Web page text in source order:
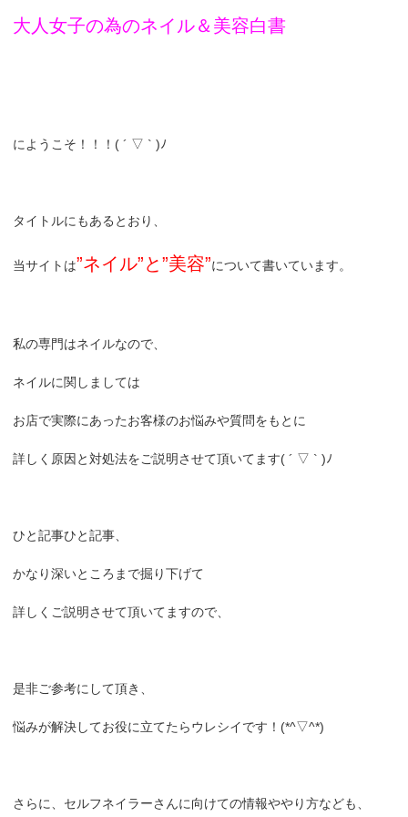
大人女子の為のネイル＆美容白書
にようこそ！！！( ´ ▽ ` )ﾉ
タイトルにもあるとおり、
当サイトは”ネイル”と”美容”について書いています。
私の専門はネイルなので、
ネイルに関しましては
お店で実際にあったお客様のお悩みや質問をもとに
詳しく原因と対処法をご説明させて頂いてます( ´ ▽ ` )ﾉ
ひと記事ひと記事、
かなり深いところまで掘り下げて
詳しくご説明させて頂いてますので、
是非ご参考にして頂き、
悩みが解決してお役に立てたらウレシイです！(*^▽^*)
さらに、セルフネイラーさんに向けての情報ややり方なども、